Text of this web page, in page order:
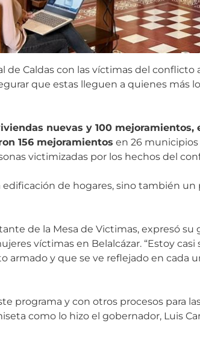
de Caldas con las víctimas del
que estas lleguen a quienes
nuevas y 100
156 mejoramientos en 26 municipios
victimizadas por los hechos del
de hogares, sino también
de la Mesa de Victimas, expresó
víctimas en Belalcázar. “Estoy
armado y que se ve reflejado en cada
programa y con otros procesos para
como lo hizo el gobernador, Luis